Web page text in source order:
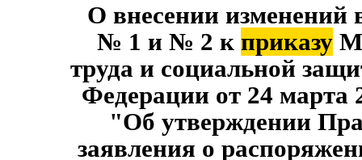
О внесении изменений
№ 1 и № 2 к приказу
труда и социальной
Федерации от 24 марта
"Об утверждении
заявления о